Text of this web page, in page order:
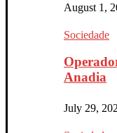
August 1,
Sociedade
Anadia
July 29,